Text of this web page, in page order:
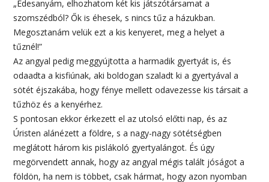
„Édesanyám, elhozhatom két kis játszótársamat a
szomszédból? Ők is éhesek, s nincs tűz a házukban.
Megosztanám velük ezt a kis kenyeret, meg a helyet a
tűznél!”
Az angyal pedig meggyújtotta a harmadik gyertyát is, és
odaadta a kisfiúnak, aki boldogan szaladt ki a gyertyával a
sötét éjszakába, hogy fénye mellett odavezesse kis társait a
tűzhöz és a kenyérhez.
S pontosan ekkor érkezett el az utolsó előtti nap, és az
Úristen alánézett a földre, s a nagy-nagy sötétségben
meglátott három kis pislákoló gyertyalángot. És úgy
megörvendett annak, hogy az angyal mégis talált jóságot a
földön, ha nem is többet, csak hármat, hogy azon nyomban